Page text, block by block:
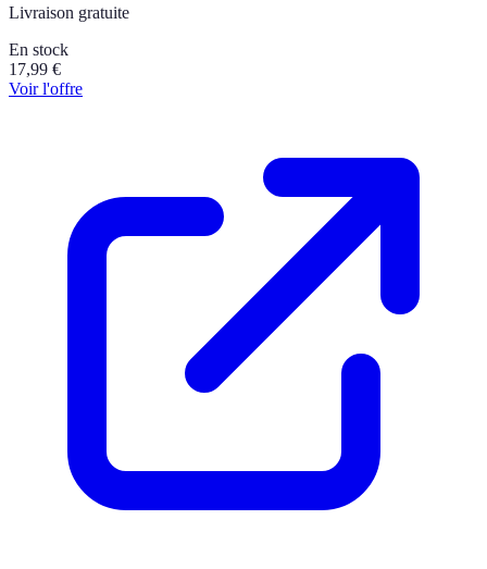
Livraison gratuite
En stock
17,99 €
Voir l'offre